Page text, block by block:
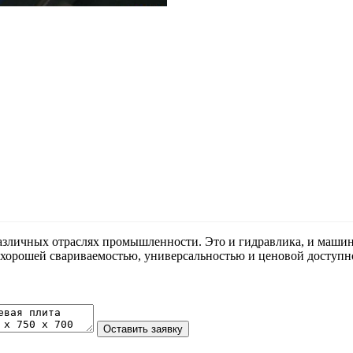
отраслях промышленности. Это и гидравлика, и
свариваемостью, универсальностью и ценовой